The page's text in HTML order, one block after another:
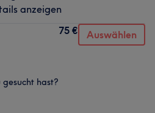
anzeigen
75 € Auswählen
hast?